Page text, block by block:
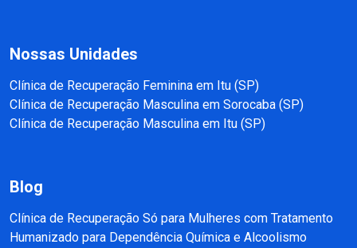
Nossas Unidades
Clínica de Recuperação Feminina em Itu (SP)
Clínica de Recuperação Masculina em Sorocaba (SP)
Clínica de Recuperação Masculina em Itu (SP)
Blog
Clínica de Recuperação Só para Mulheres com Tratamento
Humanizado para Dependência Química e Alcoolismo